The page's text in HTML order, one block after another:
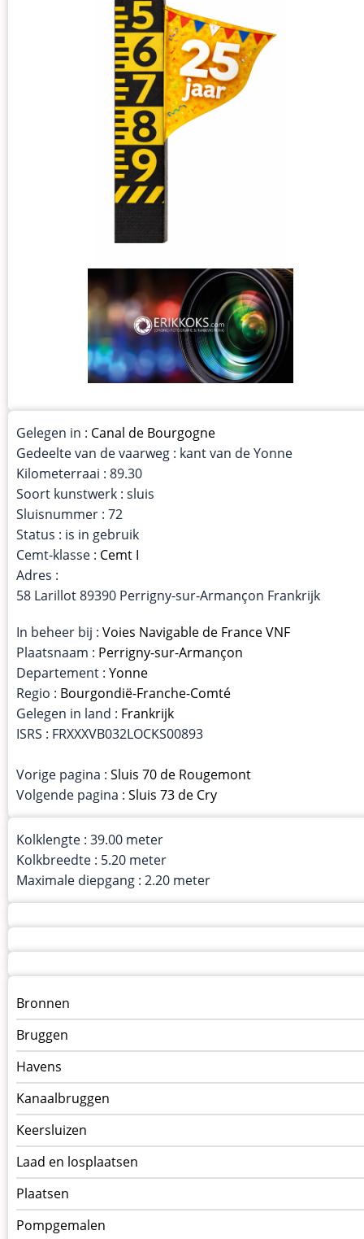
Gelegen in : Canal de Bourgogne
Gedeelte van de vaarweg : kant van de Yonne
Kilometerraai : 89.30
Soort kunstwerk : sluis
Sluisnummer : 72
Status : is in gebruik
Cemt-klasse : Cemt I
Adres :
58 Larillot 89390 Perrigny-sur-Armançon Frankrijk
In beheer bij : Voies Navigable de France VNF
Plaatsnaam : Perrigny-sur-Armançon
Departement : Yonne
Regio : Bourgondië-Franche-Comté
Gelegen in land : Frankrijk
ISRS : FRXXXVB032LOCKS00893
Vorige pagina : Sluis 70 de Rougemont
Volgende pagina : Sluis 73 de Cry
Kolklengte : 39.00 meter
Kolkbreedte : 5.20 meter
Maximale diepgang : 2.20 meter
Menu
kunstwerken
op
kunstwerkpagina
Bronnen
Bruggen
Havens
Kanaalbruggen
Keersluizen
Laad en losplaatsen
Plaatsen
Pompgemalen